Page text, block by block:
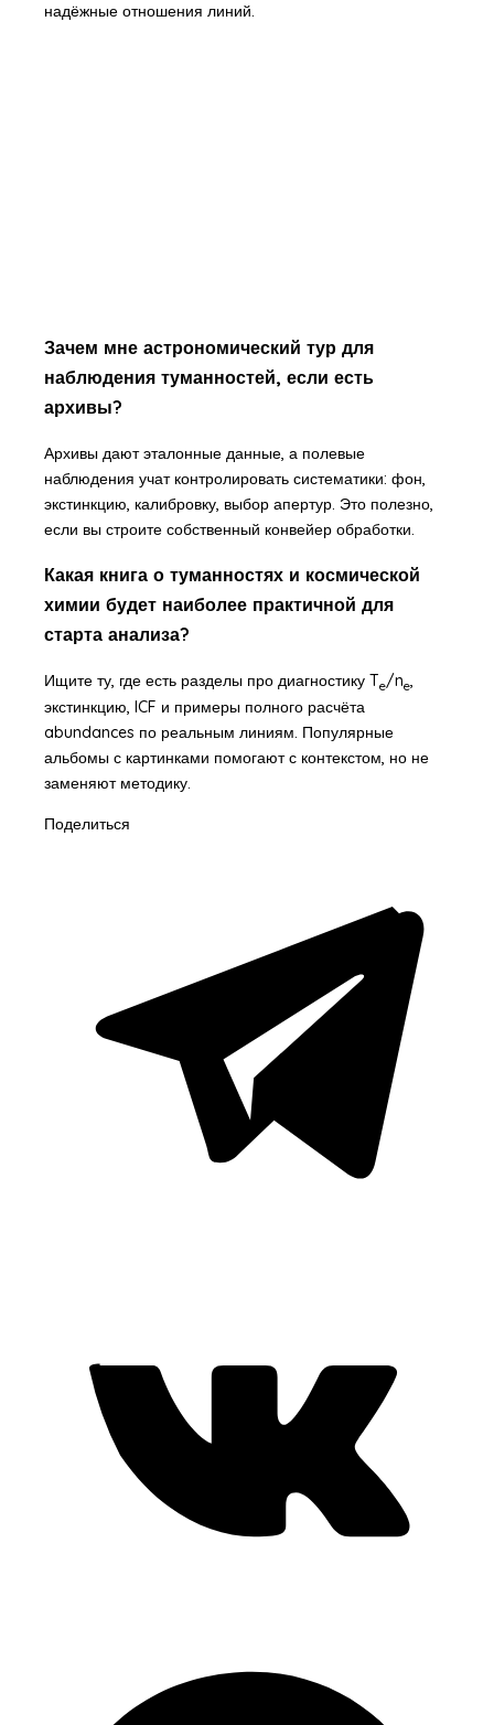
надёжные отношения линий.
Зачем мне астрономический тур для
наблюдения туманностей, если есть
архивы?
Архивы дают эталонные данные, а полевые
наблюдения учат контролировать систематики: фон,
экстинкцию, калибровку, выбор апертур. Это полезно,
если вы строите собственный конвейер обработки.
Какая книга о туманностях и космической
химии будет наиболее практичной для
старта анализа?
Ищите ту, где есть разделы про диагностику Te/ne
экстинкцию, ICF и примеры полного расчёта
abundances по реальным линиям. Популярные
альбомы с картинками помогают с контекстом, но не
заменяют методику.
Поделиться